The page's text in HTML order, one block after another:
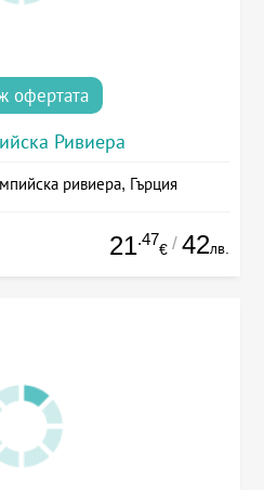
офертата
Ривиера
ривиера, Гърция
21.47
€ / 42лв.